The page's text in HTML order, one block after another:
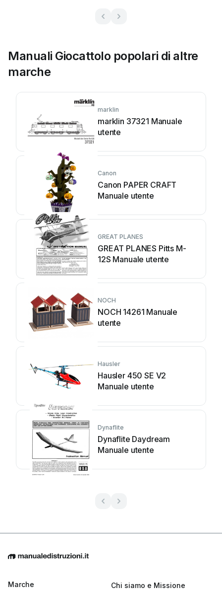
Manuali Giocattolo popolari di altre
marche
marklin
marklin 37321 Manuale
utente
Canon
Canon PAPER CRAFT
Manuale utente
GREAT PLANES
GREAT PLANES Pitts M-
12S Manuale utente
NOCH
NOCH 14261 Manuale
utente
Hausler
Hausler 450 SE V2
Manuale utente
Dynaflite
Dynaflite Daydream
Manuale utente
Marche Chi siamo e Missione